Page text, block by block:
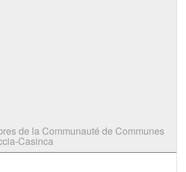
de la Communauté de Communes
Casinca